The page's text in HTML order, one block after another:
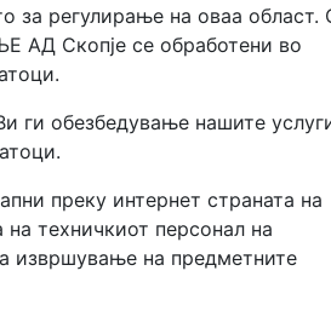
за регулирање на оваа област.
АД Скопје се обработени во
ги обезбедување нашите
преку интернет страната на
техничкиот персонал на
извршување на предметните